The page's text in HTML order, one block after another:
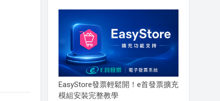
EasyStore發票輕鬆開！e首發票擴充
模組安裝完整教學